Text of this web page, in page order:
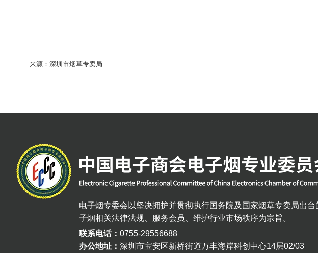
来源：深圳市烟草专卖局
电子烟专委会以坚决拥护并贯彻执行国务院及国家烟草专卖局出台
子烟相关法律法规、服务会员、维护行业市场秩序为宗旨。
联系电话： 0755-29556688
办公地址： 深圳市宝安区新桥街道万丰海岸科创中心14层02/03